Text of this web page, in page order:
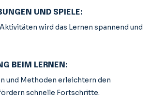
UND SPIELE:
wird das Lernen spannend und
BEIM LERNEN:
und Methoden erleichtern den
schnelle Fortschritte.